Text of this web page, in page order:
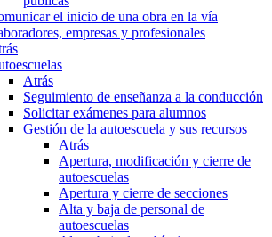
el inicio de una obra en la vía
empresas y profesionales
Atrás
Seguimiento de enseñanza a la conducción
Solicitar exámenes para alumnos
Gestión de la autoescuela y sus recursos
Atrás
Apertura, modificación y cierre de
autoescuelas
Apertura y cierre de secciones
Alta y baja de personal de
autoescuelas